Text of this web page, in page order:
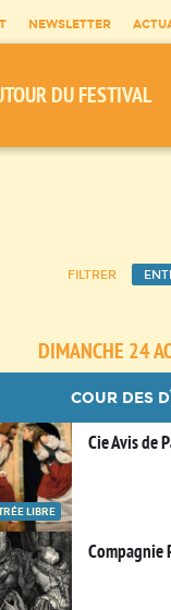
NEWSLETTER
DU FESTIVAL
FILTRER
DIMANCHE 24
COUR DES
LIBRE
Cie Avis de
Compagnie